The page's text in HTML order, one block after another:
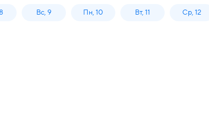
Вс, 9 Пн, 10 Вт, 11 Ср, 12